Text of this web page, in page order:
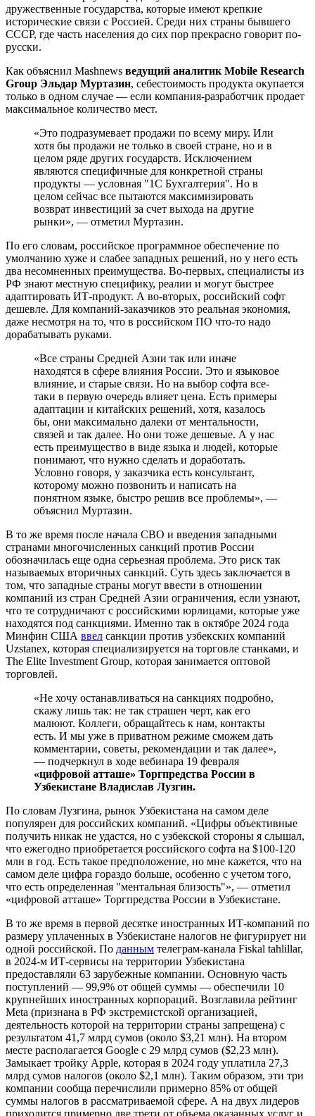
дружественные государства, которые имеют крепкие
исторические связи с Россией. Среди них страны бывшего
СССР, где часть населения до сих пор прекрасно говорит по-
русски.
Как объяснил Mashnews ведущий аналитик Mobile Research
Group Эльдар Муртазин, себестоимость продукта окупается
только в одном случае — если компания-разработчик продает
максимальное количество мест.
«Это подразумевает продажи по всему миру. Или
хотя бы продажи не только в своей стране, но и в
целом ряде других государств. Исключением
являются специфичные для конкретной страны
продукты — условная "1С Бухгалтерия". Но в
целом сейчас все пытаются максимизировать
возврат инвестиций за счет выхода на другие
рынки», — отметил Муртазин.
По его словам, российское программное обеспечение по
умолчанию хуже и слабее западных решений, но у него есть
два несомненных преимущества. Во-первых, специалисты из
РФ знают местную специфику, реалии и могут быстрее
адаптировать ИТ-продукт. А во-вторых, российский софт
дешевле. Для компаний-заказчиков это реальная экономия,
даже несмотря на то, что в российском ПО что-то надо
дорабатывать руками.
«Все страны Средней Азии так или иначе
находятся в сфере влияния России. Это и языковое
влияние, и старые связи. Но на выбор софта все-
таки в первую очередь влияет цена. Есть примеры
адаптации и китайских решений, хотя, казалось
бы, они максимально далеки от ментальности,
связей и так далее. Но они тоже дешевые. А у нас
есть преимущество в виде языка и людей, которые
понимают, что нужно сделать и доработать.
Условно говоря, у заказчика есть консультант,
которому можно позвонить и написать на
понятном языке, быстро решив все проблемы», —
объяснил Муртазин.
В то же время после начала СВО и введения западными
странами многочисленных санкций против России
обозначилась еще одна серьезная проблема. Это риск так
называемых вторичных санкций. Суть здесь заключается в
том, что западные страны могут ввести в отношении
компаний из стран Средней Азии ограничения, если узнают,
что те сотрудничают с российскими юрлицами, которые уже
находятся под санкциями. Именно так в октябре 2024 года
Минфин США ввел санкции против узбекских компаний
Uzstanex, которая специализируется на торговле станками, и
The Elite Investment Group, которая занимается оптовой
торговлей.
«Не хочу останавливаться на санкциях подробно,
скажу лишь так: не так страшен черт, как его
малюют. Коллеги, обращайтесь к нам, контакты
есть. И мы уже в приватном режиме сможем дать
комментарии, советы, рекомендации и так далее»,
— подчеркнул в ходе вебинара 19 февраля
«цифровой атташе» Торгпредства России в
Узбекистане Владислав Лузгин.
По словам Лузгина, рынок Узбекистана на самом деле
популярен для российских компаний. «Цифры объективные
получить никак не удастся, но с узбекской стороны я слышал,
что ежегодно приобретается российского софта на $100-120
млн в год. Есть такое предположение, но мне кажется, что на
самом деле цифра гораздо больше, особенно с учетом того,
что есть определенная "ментальная близость"», — отметил
«цифровой атташе» Торгпредства России в Узбекистане.
В то же время в первой десятке иностранных ИТ-компаний по
размеру уплаченных в Узбекистане налогов не фигурирует ни
одной российской. По данным телеграм-канала Fiskal tahlillar,
в 2024-м ИТ-сервисы на территории Узбекистана
предоставляли 63 зарубежные компании. Основную часть
поступлений — 99,9% от общей суммы — обеспечили 10
крупнейших иностранных корпораций. Возглавила рейтинг
Meta (признана в РФ экстремистской организацией,
деятельность которой на территории страны запрещена) с
результатом 41,7 млрд сумов (около $3,21 млн). На втором
месте располагается Google с 29 млрд сумов ($2,23 млн).
Замыкает тройку Apple, которая в 2024 году уплатила 27,3
млрд сумов налогов (около $2,1 млн). Таким образом, эти три
компании сообща перечислили примерно 85% от общей
суммы налогов в рассматриваемой сфере. А на двух лидеров
приходится примерно две трети от объема оказанных услуг и